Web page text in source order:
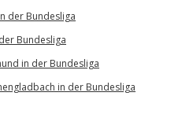
der Bundesliga
Bundesliga
in der Bundesliga
in der Bundesliga